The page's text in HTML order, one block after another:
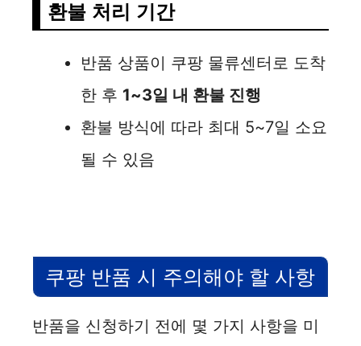
환불 처리 기간
반품 상품이 쿠팡 물류센터로 도착
한 후 1~3일 내 환불 진행
환불 방식에 따라 최대 5~7일 소요
될 수 있음
쿠팡 반품 시 주의해야 할 사항
반품을 신청하기 전에 몇 가지 사항을 미